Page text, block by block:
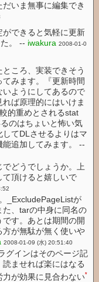
いま無事に編集でき
できると気軽に更新
。 -- iwakura 2008-01-0
ころ、実装できそう
みます。『更新時間
ようにしてあるので
ば原理的にはいけま
的重めとされるstat
のはちょいと怖い気
てDLさせるよりはマ
追加してみます。 --
どうでしょうか。上
頂けると嬉しいで
_ExcludePageListが
た、tarの中身に同名の
す。あとは期間の開
が無駄が無く使いや
2008-01-09 (水) 20:51:40
グインはそのページ記
ませれば楽にはなる
力が効果に見合わない*